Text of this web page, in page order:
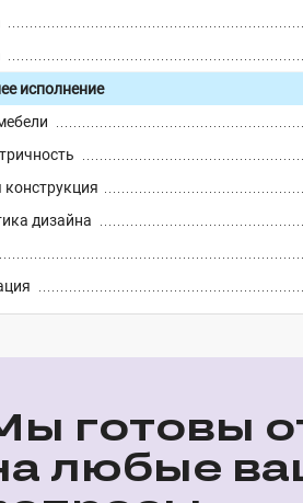
исполнение
конструкция
дизайна
готовы
любые